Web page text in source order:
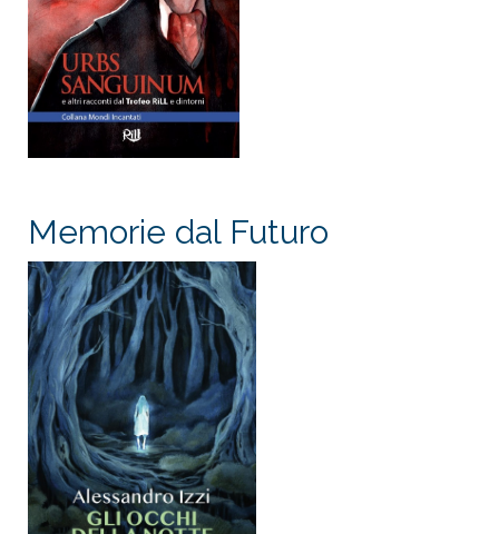
Memorie dal Futuro